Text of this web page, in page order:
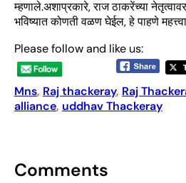
म्हणाले.अशाप्रकारे, राज ठाकरेंच्या
भविष्यात कोणती वळण घेईल, हे पाहणे
Please follow and like us:
Mns, Raj thackeray, Raj
alliance, uddhav Thackeray
Comments